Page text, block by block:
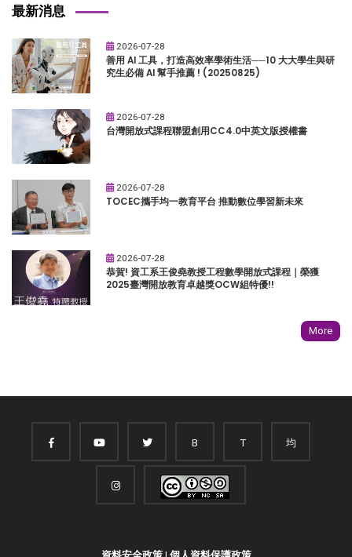
最新消息
2026-07-28
善用 AI 工具，打造高效率學術生活──10 大大學生與研
究生必備 AI 幫手推薦 ! (20250825)
2026-07-28
台灣開放式課程聯盟創用CC4.0中英文版授權書
2026-07-28
TOCEC攜手均一教育平台 推動數位學習新未來
2026-07-28
恭賀! 資工系王俊堯教授工程數學開放式課程｜榮獲
2025臺灣開放教育卓越獎OCW組特優!!
More
B T 均
資料安全政策| 個人資料保護政策